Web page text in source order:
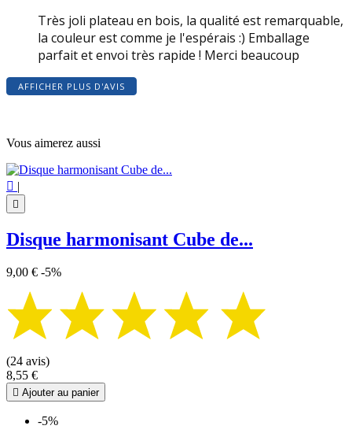
Très joli plateau en bois, la qualité est remarquable,
la couleur est comme je l'espérais :) Emballage
parfait et envoi très rapide ! Merci beaucoup
AFFICHER PLUS D'AVIS
Vous aimerez aussi
 |

Disque harmonisant Cube de...
9,00 € -5%
(24 avis)
8,55 €
 Ajouter au panier
-5%